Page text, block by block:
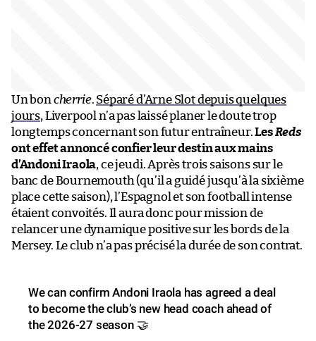
Un boncherrie. Séparé d’Arne Slot depuis quelques
jours, Liverpool n’a pas laissé planer le doute trop
longtemps concernant son futur entraîneur.LesReds
ont effet annoncé confier leur destin aux mains
d’Andoni Iraola, ce jeudi. Après trois saisons sur le
banc de Bournemouth (qu’il a guidé jusqu’à la sixième
place cette saison), l’Espagnol et son football intense
étaient convoités. Il aura donc pour mission de
relancer une dynamique positive sur les bords de la
Mersey. Le club n’a pas précisé la durée de son contrat.
We can confirm Andoni Iraola has agreed a deal
to become the club’s new head coach ahead of
the 2026-27 season 🤝